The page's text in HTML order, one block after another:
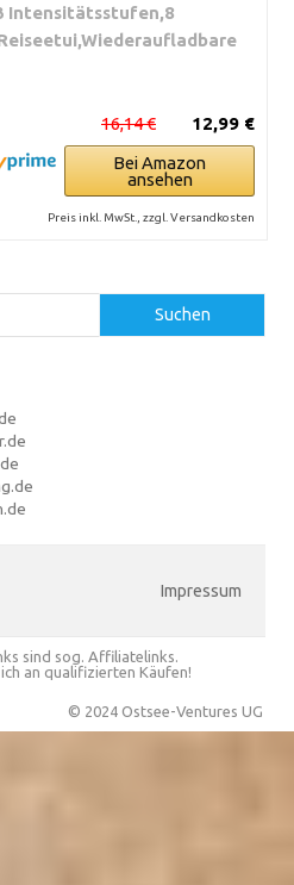
Intensitätsstufen,8
12,99 €
16,14 €
Bei Amazon
ansehen
Preis inkl. MwSt., zzgl. Versandkosten
Suchen
Impressum
sind sog. Affiliatelinks.
an qualifizierten Käufen!
© 2024 Ostsee-Ventures UG